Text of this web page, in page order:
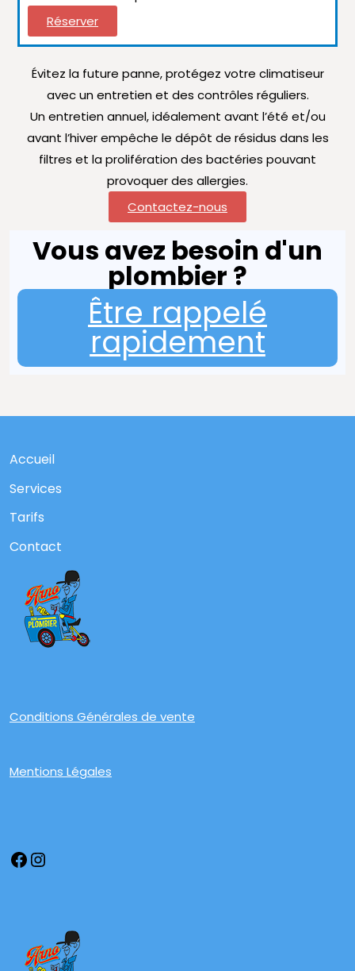
Réserver
Évitez la future panne, protégez votre climatiseur
avec un entretien et des contrôles réguliers.
Un entretien annuel, idéalement avant l’été et/ou
avant l’hiver empêche le dépôt de résidus dans les
filtres et la prolifération des bactéries pouvant
provoquer des allergies.
Contactez-nous
Vous avez besoin d'un
plombier ?
Être rappelé
rapidement
Accueil
Services
Tarifs
Contact
Conditions Générales de vente
Mentions Légales